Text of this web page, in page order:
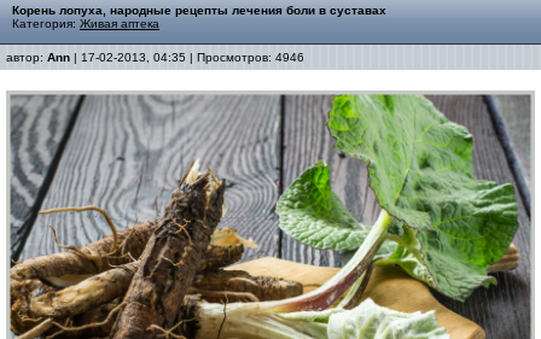
Корень лопуха, народные рецепты лечения боли в суставах
Категория: Живая аптека
автор: Ann | 17-02-2013, 04:35 | Просмотров: 4946